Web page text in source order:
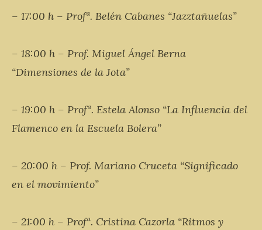
– 17:00 h – Profª. Belén Cabanes “Jazztañuelas”
– 18:00 h – Prof. Miguel Ángel Berna
“Dimensiones de la Jota”
– 19:00 h – Profª. Estela Alonso “La Influencia del
Flamenco en la Escuela Bolera”
– 20:00 h – Prof. Mariano Cruceta “Significado
en el movimiento”
– 21:00 h – Profª. Cristina Cazorla “Ritmos y